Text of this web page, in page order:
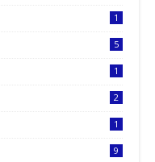
1
5
1
2
1
9